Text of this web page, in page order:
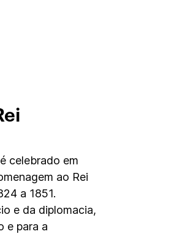
celebrado em
ao Rei
a 1851.
e da diplomacia,
e para a